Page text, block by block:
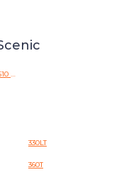
Mobile 510 AGP
330LT
360T